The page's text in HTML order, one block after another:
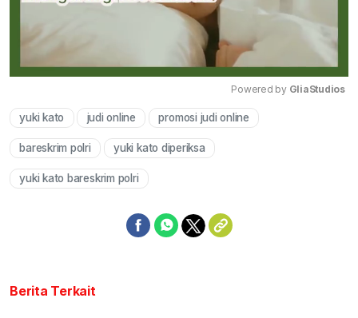
Powered by GliaStudios
yuki kato judi online promosi judi online
bareskrim polri yuki kato diperiksa
yuki kato bareskrim polri
Berita Terkait